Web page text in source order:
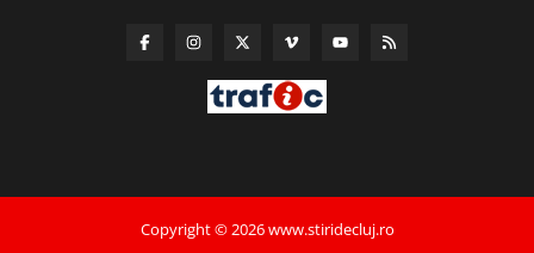
Copyright © 2026 www.stiridecluj.ro